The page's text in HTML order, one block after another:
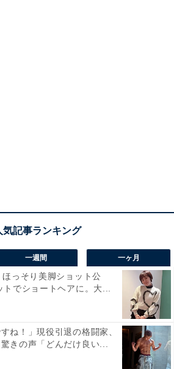
一週間 一ヶ月
っそり美脚ショット公
トでショートヘアに。大...
ね！」現役引退の格闘家、
きの声「どんだけ良い...